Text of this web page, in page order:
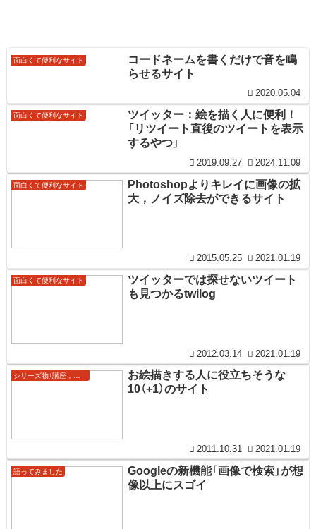
面白くて便利なサイト
コードネームを書くだけで音を鳴
らせるサイト
2020.05.04
面白くて便利なサイト
ツイッター：絵を描く人に便利！
「リツイート直後のツイートを表示
するやつ」
2019.09.27 2024.11.09
面白くて便利なサイト
Photoshopよりキレイに画像の拡
大，ノイズ除去ができるサイト
2015.05.25 2021.01.19
面白くて便利なサイト
ツイッターでは探せないツイート
も見つかるtwilog
2012.03.14 2021.01.19
シリーズ物（講座，まとめ等）
お絵描きする人に役立ちそうな
10（+1）のサイト
2011.10.31 2021.01.19
語ってみました
Googleの新機能「画像で検索」が想
像以上にスゴイ